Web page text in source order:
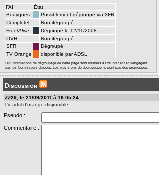
FAI
État
Bouygues
Possiblement dégroupé via SFR
Completel
Non dégroupé
Free/Alice
Dégroupé le 12/11/2008
OVH
Non dégroupé
SFR
Dégroupé
TV Orange
disponible par ADSL
Les informations de dégroupage de cette page sont fournies à titre indicatif et n'engagent
pas les fournisseurs d'accès. Les prévisions de dégroupage ne sont pas des promesses.
Discussion
ZZ29, le 21/09/2011 à 16:05:24
TV adsl d'orange disponible
Pseudo :
Commentaire :